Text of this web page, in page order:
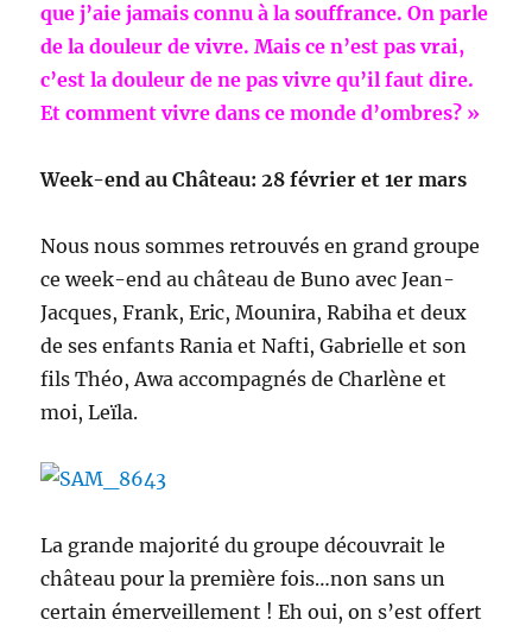
que j’aie jamais connu à la souffrance. On parle
de la douleur de vivre. Mais ce n’est pas vrai,
c’est la douleur de ne pas vivre qu’il faut dire.
Et comment vivre dans ce monde d’ombres? »
Week-end au Château: 28 février et 1er mars
Nous nous sommes retrouvés en grand groupe
ce week-end au château de Buno avec Jean-
Jacques, Frank, Eric, Mounira, Rabiha et deux
de ses enfants Rania et Nafti, Gabrielle et son
fils Théo, Awa accompagnés de Charlène et
moi, Leïla.
La grande majorité du groupe découvrait le
château pour la première fois…non sans un
certain émerveillement ! Eh oui, on s’est offert